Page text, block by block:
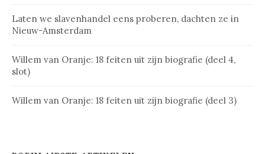
Laten we slavenhandel eens proberen, dachten ze in
Nieuw-Amsterdam
Willem van Oranje: 18 feiten uit zijn biografie (deel 4,
slot)
Willem van Oranje: 18 feiten uit zijn biografie (deel 3)